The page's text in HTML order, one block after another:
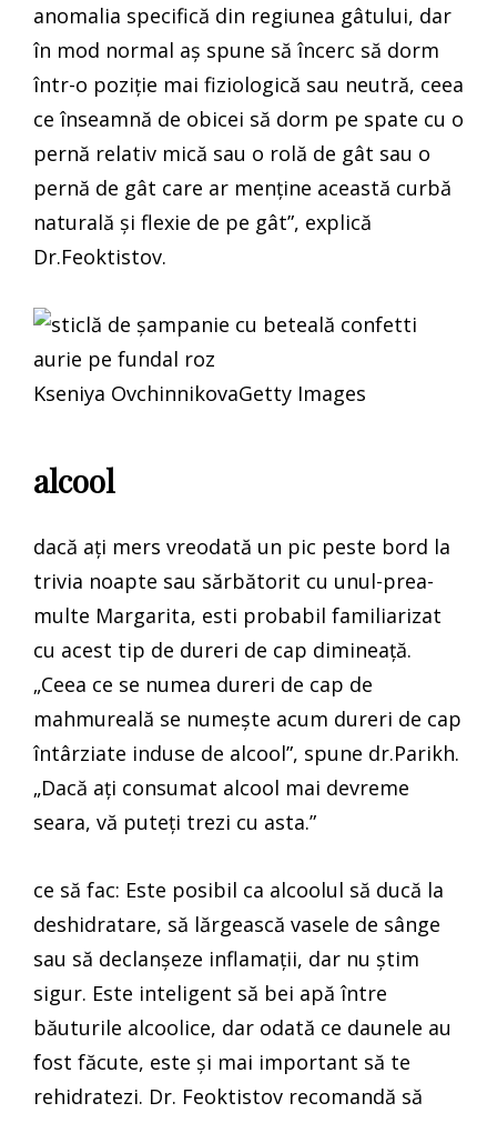
anomalia specifică din regiunea gâtului, dar
în mod normal aș spune să încerc să dorm
într-o poziție mai fiziologică sau neutră, ceea
ce înseamnă de obicei să dorm pe spate cu o
pernă relativ mică sau o rolă de gât sau o
pernă de gât care ar menține această curbă
naturală și flexie de pe gât”, explică
Dr.Feoktistov.
Kseniya OvchinnikovaGetty Images
alcool
dacă ați mers vreodată un pic peste bord la
trivia noapte sau sărbătorit cu unul-prea-
multe Margarita, esti probabil familiarizat
cu acest tip de dureri de cap dimineață.
„Ceea ce se numea dureri de cap de
mahmureală se numește acum dureri de cap
întârziate induse de alcool”, spune dr.Parikh.
„Dacă ați consumat alcool mai devreme
seara, vă puteți trezi cu asta.”
ce să fac: Este posibil ca alcoolul să ducă la
deshidratare, să lărgească vasele de sânge
sau să declanșeze inflamații, dar nu știm
sigur. Este inteligent să bei apă între
băuturile alcoolice, dar odată ce daunele au
fost făcute, este și mai important să te
rehidratezi. Dr. Feoktistov recomandă să